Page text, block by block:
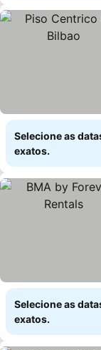
Selecione as
exatos.
Selecione as
exatos.